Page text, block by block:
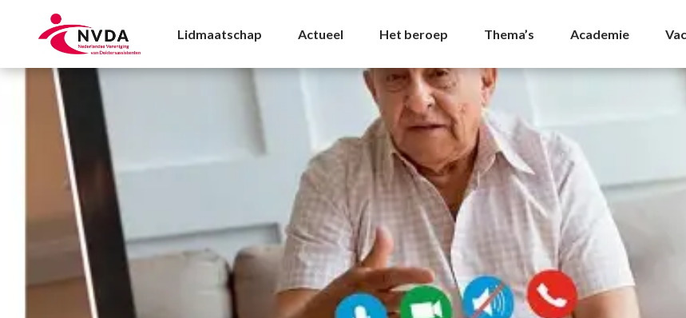
Stage|Vakblad|Ziekenhuizen Archives -
Lidmaatschap Actueel Het beroep Thema’s Academie